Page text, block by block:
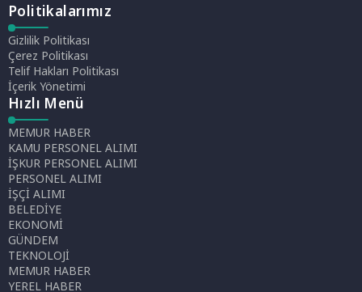
Politikalarımız
Gizlilik Politikası
Çerez Politikası
Telif Hakları Politikası
İçerik Yönetimi
Hızlı Menü
MEMUR HABER
KAMU PERSONEL ALIMI
İŞKUR PERSONEL ALIMI
PERSONEL ALIMI
İŞÇİ ALIMI
BELEDİYE
EKONOMİ
GÜNDEM
TEKNOLOJİ
MEMUR HABER
YEREL HABER